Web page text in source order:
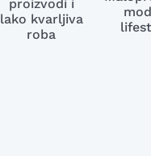
proizvodi i
lako kvarljiva
roba